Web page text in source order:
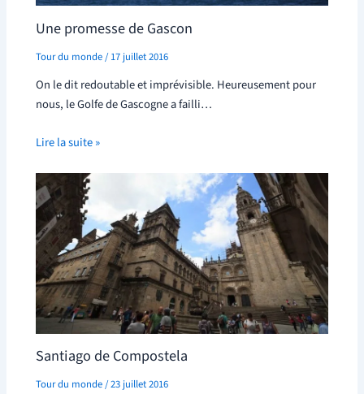
Une promesse de Gascon
Tour du monde/17 juillet 2016
On le dit redoutable et imprévisible. Heureusement pour
nous, le Golfe de Gascogne a failli…
Lire la suite »
Santiago de Compostela
Tour du monde/23 juillet 2016